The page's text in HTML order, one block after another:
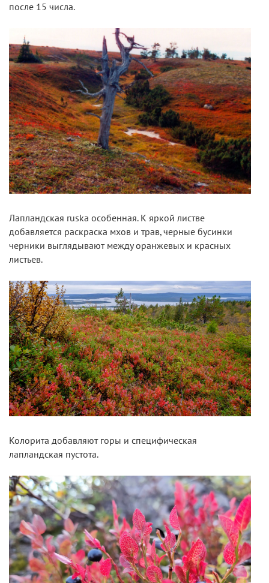
после 15 числа.
Лапландская ruska особенная. К яркой листве
добавляется раскраска мхов и трав, черные бусинки
черники выглядывают между оранжевых и красных
листьев.
Колорита добавляют горы и специфическая
лапландская пустота.